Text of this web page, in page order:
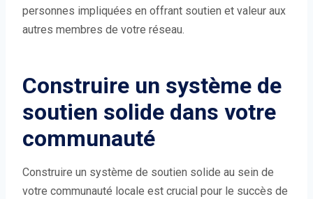
personnes impliquées en offrant soutien et valeur aux
autres membres de votre réseau.
Construire un système de
soutien solide dans votre
communauté
Construire un système de soutien solide au sein de
votre communauté locale est crucial pour le succès de